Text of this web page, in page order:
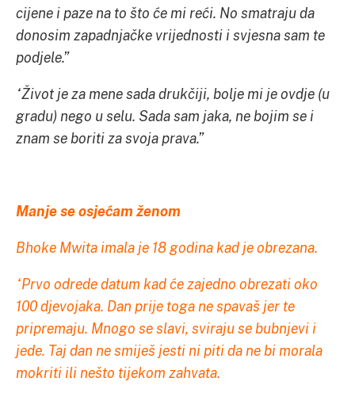
cijene i paze na to što će mi reći. No smatraju da
donosim zapadnjačke vrijednosti i svjesna sam te
podjele.”
“Život je za mene sada drukčiji, bolje mi je ovdje (u
gradu) nego u selu. Sada sam jaka, ne bojim se i
znam se boriti za svoja prava.”
Manje se osjećam ženom
Bhoke Mwita imala je 18 godina kad je obrezana.
“Prvo odrede datum kad će zajedno obrezati oko
100 djevojaka. Dan prije toga ne spavaš jer te
pripremaju. Mnogo se slavi, sviraju se bubnjevi i
jede. Taj dan ne smiješ jesti ni piti da ne bi morala
mokriti ili nešto tijekom zahvata.